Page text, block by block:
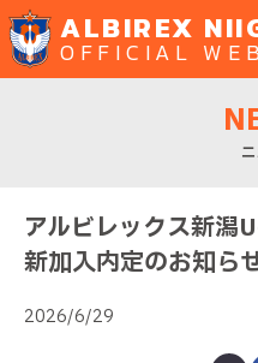
ALBIREX
OFFICIAL
アルビレックス新潟
新加入内定のお知ら
2026/6/29